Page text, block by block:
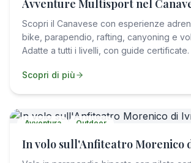
Avventure Multisport nel
Scopri il Canavese con esperienze
bike, parapendio, rafting, canyoning e
Adatte a tutti i livelli, con guide certificate.
Scopri di più
Avventura Outdoor
In volo sull'Anfiteatro Morenico